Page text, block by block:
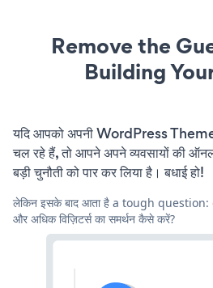
Remove the
Building
यदि आपको अपनी WordPress
चल रहे हैं, तो आपने अपने व्यवसायों की
बड़ी चुनौती को पार कर लिया है। बधाई हो!
लेकिन इसके बाद आता है a tough
और अधिक विज़िटर्स का समर्थन कैसे करें?